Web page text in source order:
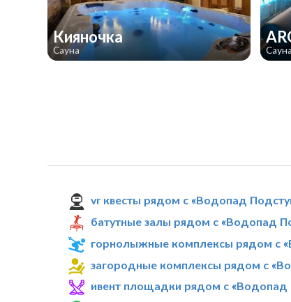
Кияночка
Сауна
vr квесты рядом с «Водопад
батутные залы рядом с «Водопад
горнолыжные комплексы рядом с
загородные комплексы рядом с
ивент площадки рядом с